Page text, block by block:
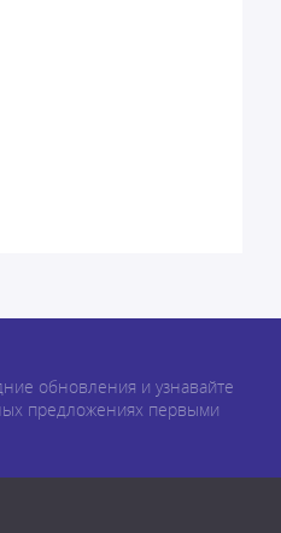
обновления и узнавайте
предложениях первыми